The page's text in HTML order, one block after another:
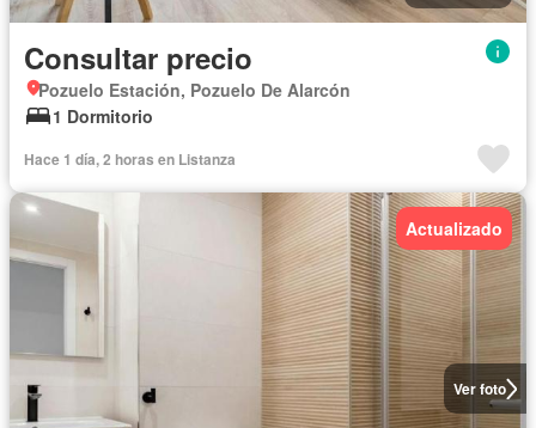
Consultar precio
Pozuelo Estación, Pozuelo De Alarcón
1 Dormitorio
Hace 1 día, 2 horas en Listanza
Ver foto
Actualizado